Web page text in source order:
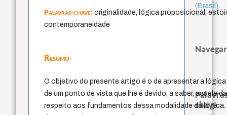
Palavras-chave:originalidade, lógica proposicional,
contemporaneidade
Resumo
O objetivo do presente artigo é o de apresentar a
de um ponto de vista que lhe é devido, a saber, aquele
respeito aos fundamentos dessa modalidade da
(Brasil)
Navegar
chave